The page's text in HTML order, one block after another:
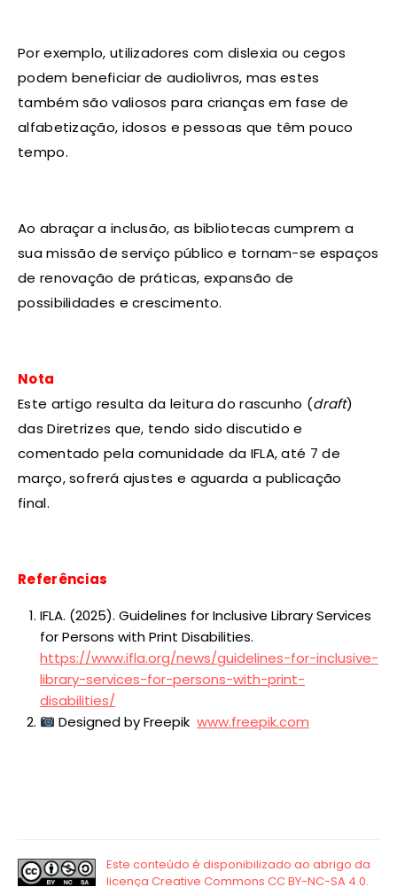
Por exemplo, utilizadores com dislexia ou cegos
podem beneficiar de audiolivros, mas estes
também são valiosos para crianças em fase de
alfabetização, idosos e pessoas que têm pouco
tempo.
Ao abraçar a inclusão, as bibliotecas cumprem a
sua missão de serviço público e tornam-se espaços
de renovação de práticas, expansão de
possibilidades e crescimento.
Nota
Este artigo resulta da leitura do rascunho (draft)
das Diretrizes que, tendo sido discutido e
comentado pela comunidade da IFLA, até 7 de
março, sofrerá ajustes e aguarda a publicação
final.
Referências
IFLA. (2025). Guidelines for Inclusive Library Services
for Persons with Print Disabilities.
https://www.ifla.org/news/guidelines-for-inclusive-
library-services-for-persons-with-print-
disabilities/
Designed by Freepikwww.freepik.com